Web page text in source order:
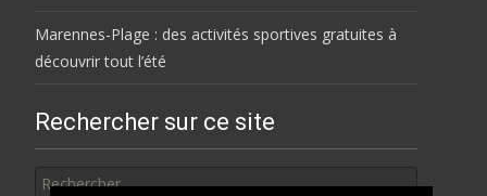
Marennes-Plage : des activités sportives gratuites à
découvrir tout l’été
Rechercher sur ce site